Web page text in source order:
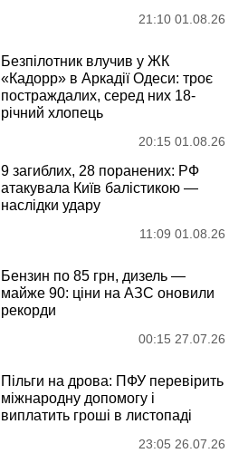
21:10 01.08.26
Безпілотник влучив у ЖК
«Кадорр» в Аркадії Одеси: троє
постраждалих, серед них 18-
річний хлопець
20:15 01.08.26
9 загиблих, 28 поранених: РФ
атакувала Київ балістикою —
наслідки удару
11:09 01.08.26
Бензин по 85 грн, дизель —
майже 90: ціни на АЗС оновили
рекорди
00:15 27.07.26
Пільги на дрова: ПФУ перевірить
міжнародну допомогу і
виплатить гроші в листопаді
23:05 26.07.26